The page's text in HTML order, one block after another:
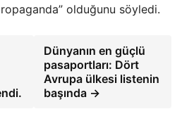
olduğunu söyledi.
Dünyanın en güçlü
pasaportları: Dört
Avrupa ülkesi listenin
başında →